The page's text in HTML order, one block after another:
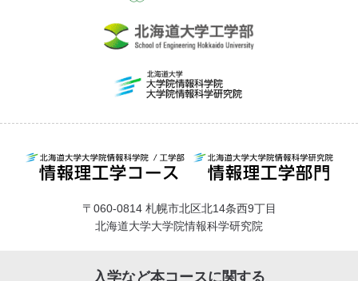
〒060-0814 札幌市北区北14条西9丁目
北海道大学大学院情報科学研究院
入学など本コースに関する